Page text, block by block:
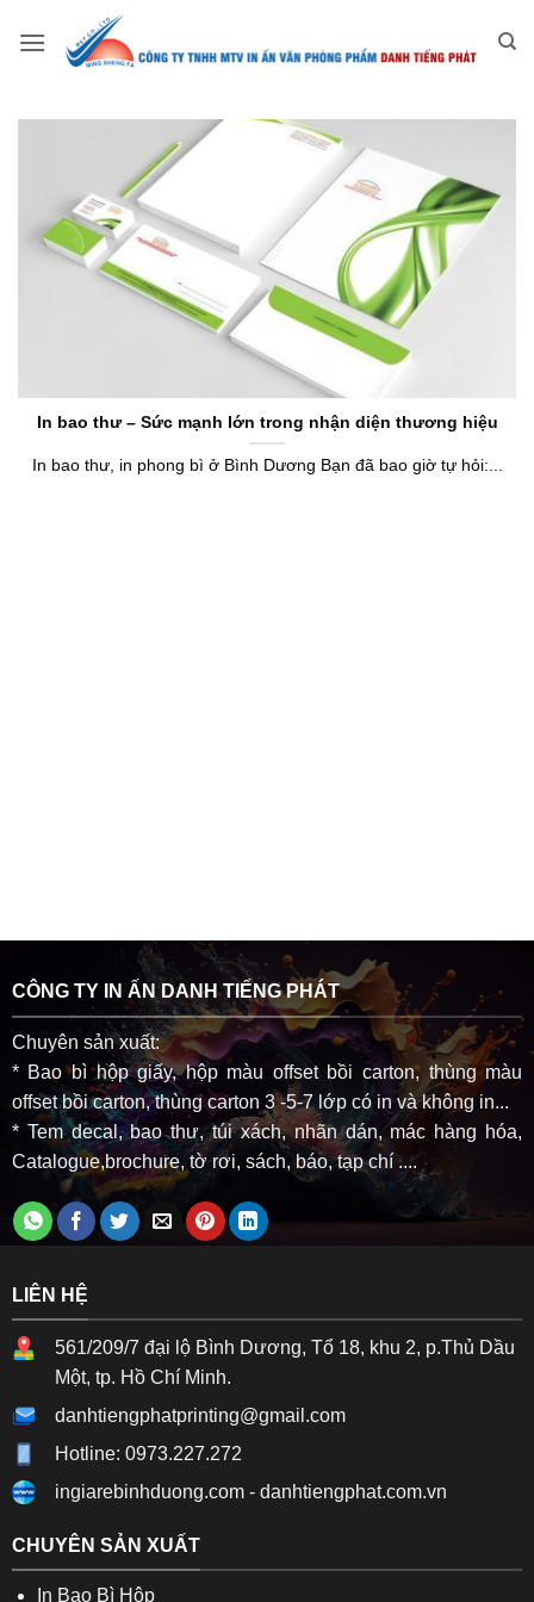
qua
In bao thư – Sức mạnh lớn trong nhận diện thương hiệu
In bao thư, in phong bì ở Bình Dương Bạn đã bao giờ tự hỏi:...
CÔNG TY IN ẤN DANH TIẾNG PHÁT
Chuyên sản xuất:
* Bao bì hộp giấy, hộp màu offset bồi carton, thùng màu
offset bồi carton, thùng carton 3 -5-7 lớp có in và không in...
* Tem decal, bao thư, túi xách, nhãn dán, mác hàng hóa,
Catalogue,brochure, tờ rơi, sách, báo, tạp chí ....
LIÊN HỆ
561/209/7 đại lộ Bình Dương, Tổ 18, khu 2, p.Thủ Dầu
Một, tp. Hồ Chí Minh.
danhtiengphatprinting@gmail.com
Hotline: 0973.227.272
ingiarebinhduong.com- danhtiengphat.com.vn
CHUYÊN SẢN XUẤT
In Bao Bì Hộp